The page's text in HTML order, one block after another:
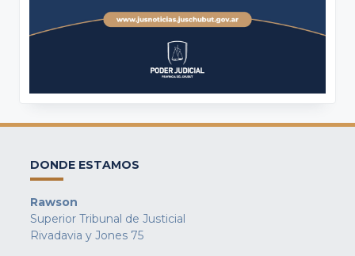
DONDE ESTAMOS
Rawson
Superior Tribunal de Justicial
Rivadavia y Jones 75